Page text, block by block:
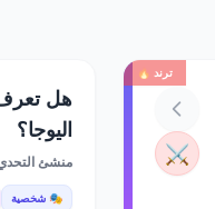
ترند 🔥
⚔️
هل
اليوجا؟
منشئ
🎭 شخصية